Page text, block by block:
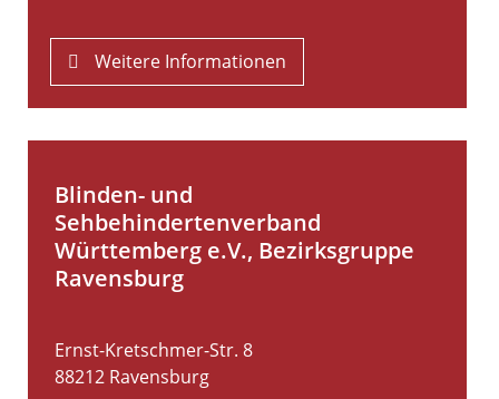
Weitere Informationen
Blinden- und
Sehbehindertenverband
Württemberg e.V., Bezirksgruppe
Ravensburg
Ernst-Kretschmer-Str. 8
88212 Ravensburg